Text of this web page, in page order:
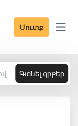
Մուտք Open
Գտնել գրքեր